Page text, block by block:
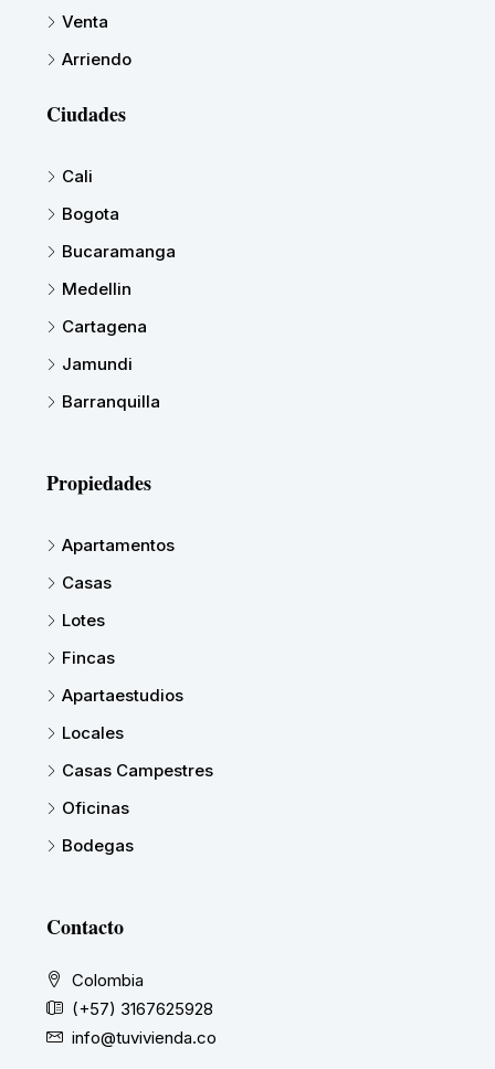
Venta
Arriendo
Ciudades
Cali
Bogota
Bucaramanga
Medellin
Cartagena
Jamundi
Barranquilla
Propiedades
Apartamentos
Casas
Lotes
Fincas
Apartaestudios
Locales
Casas Campestres
Oficinas
Bodegas
Contacto
Colombia
(+57) 3167625928
info@tuvivienda.co